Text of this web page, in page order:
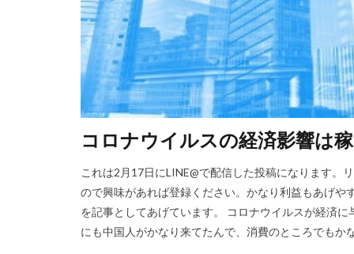
コロナウイルスの経済影響は
これは2月17日にLINE@で配信した投稿になります。
ので興味があれば登録ください。かなり利益もあげ
を記事としてあげています。 コロナウイルスが経済
にも中国人がかなり来てたんで、消費のところでもか